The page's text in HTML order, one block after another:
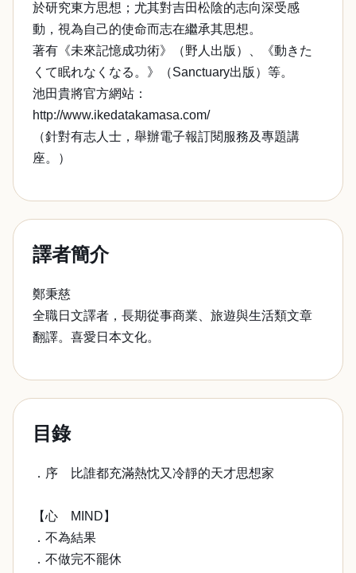
於研究東方思想；尤其對吉田松陰的志向深受感
動，視為自己的使命而志在繼承其思想。
著有《未來記憶成功術》（野人出版）、《動きた
くて眠れなくなる。》（Sanctuary出版）等。
池田貴將官方網站：
http://www.ikedatakamasa.com/
（針對有志人士，舉辦電子報訂閱服務及專題講
座。）
譯者簡介
鄭秉慈
全職日文譯者，長期從事商業、旅遊與生活類文章
翻譯。喜愛日本文化。
目錄
．序 比誰都充滿熱忱又冷靜的天才思想家
【心 MIND】
．不為結果
．不做完不罷休